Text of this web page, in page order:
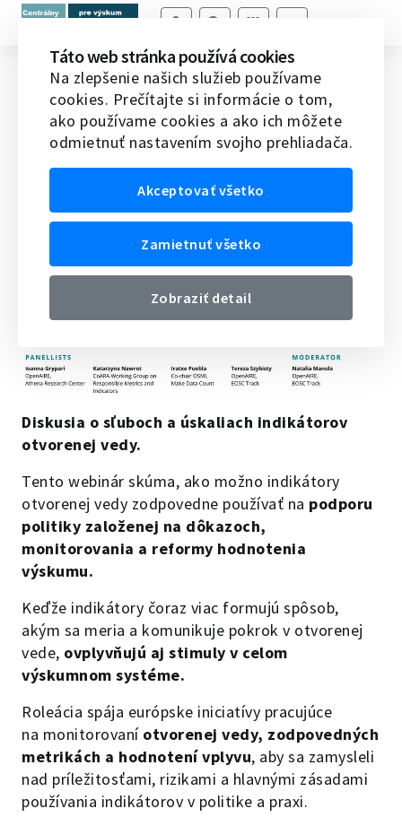
Meriame otvorenú vedu správnym
spôsobom?
Domov Veda v EÚ
Novinky vedy a techniky v EÚ
Meriame otvorenú vedu správnym spôsobom?
15.05.2026
Diskusia o sľuboch a úskaliach indikátorov
otvorenej vedy.
Tento webinár skúma, ako možno indikátory
otvorenej vedy zodpovedne používať na podporu
politiky založenej na dôkazoch,
monitorovania a reformy hodnotenia
výskumu.
Keďže indikátory čoraz viac formujú spôsob,
akým sa meria a komunikuje pokrok v otvorenej
vede, ovplyvňujú aj stimuly v celom
výskumnom systéme.
Roleácia spája európske iniciatívy pracujúce
na monitorovaní otvorenej vedy, zodpovedných
metrikách a hodnotení vplyvu, aby sa zamysleli
nad príležitosťami, rizikami a hlavnými zásadami
používania indikátorov v politike a praxi.
Táto web stránka používá cookies
Na zlepšenie našich služieb používame
cookies. Prečítajte si informácie o tom,
ako používame cookies a ako ich môžete
odmietnuť nastavením svojho prehliadača.
Akceptovať všetko
Zamietnuť všetko
Zobraziť detail